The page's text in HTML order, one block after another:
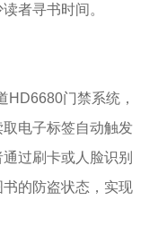
者寻书时间。
HD6680门禁系统，
电子标签自动触发
过刷卡或人脸识别
的防盗状态，实现